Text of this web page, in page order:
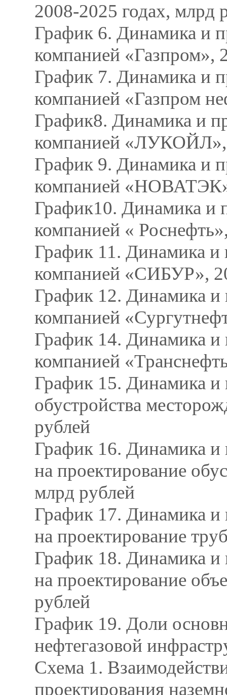
2008-2025 годах, млрд
График 6. Динамика и
компанией «Газпром»,
График 7. Динамика и
компанией «Газпром
График8. Динамика и
компанией «ЛУКОЙЛ»,
График 9. Динамика и
компанией
График10. Динамика и
компанией «
График 11. Динамика и
компанией «СИБУР»,
График 12. Динамика и
компанией
График 14. Динамика и
компанией
График 15. Динамика и
обустройства
рублей
График 16. Динамика и
на проектирование
млрд рублей
График 17. Динамика и
на проектирование
График 18. Динамика и
на проектирование
рублей
График 19. Доли
нефтегазовой
Схема 1.
проектирования